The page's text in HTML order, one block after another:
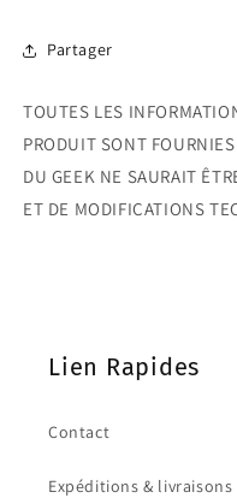
Partager
TOUTES LES
PRODUIT SONT
DU GEEK NE SAURAIT
ET DE MODIFICATIONS
Lien Rapides
Contact
Expéditions & livraisons